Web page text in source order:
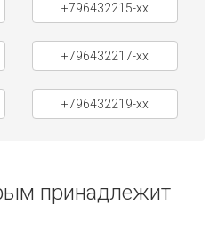
+796432215-xx
+796432217-xx
+796432219-xx
принадлежит